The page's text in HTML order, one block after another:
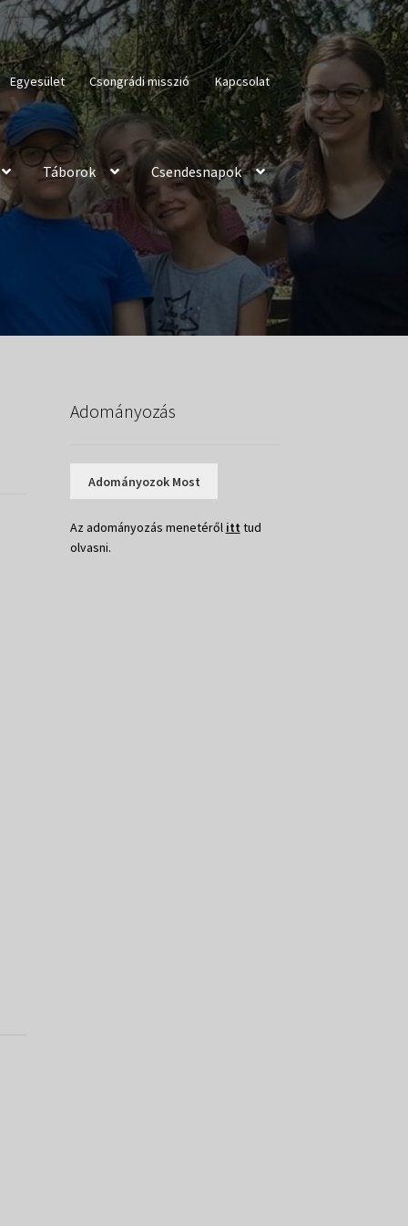
Egyesület Csongrádi misszió Kapcsolat
Táborok Csendesnapok
Adományozás
Adományozok Most
Az adományozás menetéről itt tud
olvasni.